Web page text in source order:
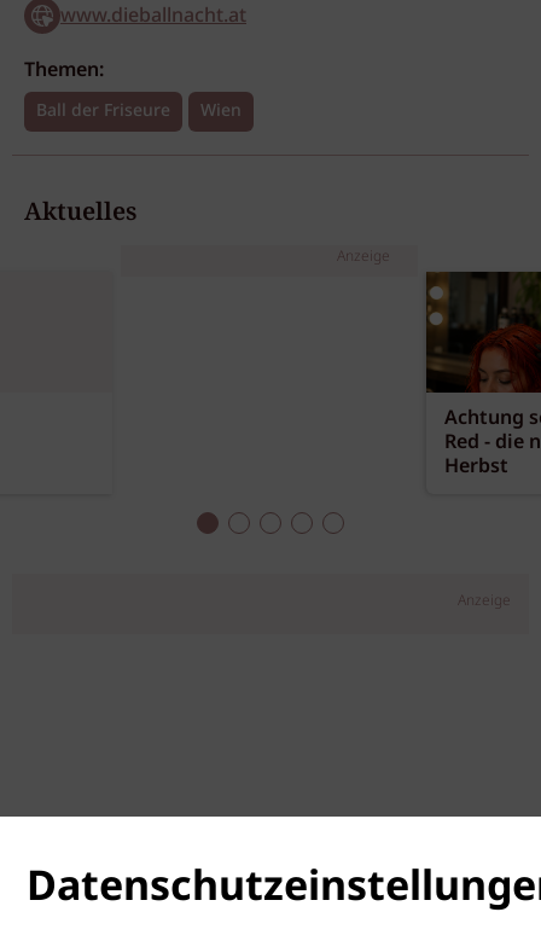
www.dieballnacht.at
Themen:
Ball der Friseure Wien
Aktuelles
Anzeige
Achtung
Red - die
Herbst
Anzeige